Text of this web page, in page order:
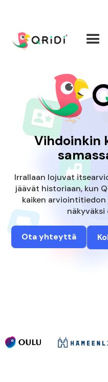
Vihdoinkin
Irrallaan lojuvat
jäävät historiaan, kun
kaiken arviointitiedon
näkyväksi
Ota yhteyttä